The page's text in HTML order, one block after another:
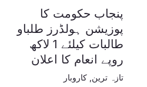
پنجاب حکومت کا
پوزیشن ہولڈرز طلباو
طالبات کیلئے 1 لاکھ
روپے انعام کا اعلان
تازہ ترین ,کاروبار